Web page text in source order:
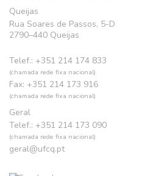
Queijas
Rua Soares de Passos, 5-D
2790–440 Queijas
Telef.: +351 214 174 833
(chamada rede fixa nacional)
Fax: +351 214 173 916
(chamada rede fixa nacional)
Geral
Telef.: +351 214 173 090
(chamada rede fixa nacional)
geral@ufcq.pt